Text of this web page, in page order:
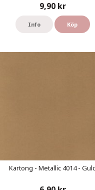
9,90 kr
Info Köp
Kartong - Metallic 4014 -